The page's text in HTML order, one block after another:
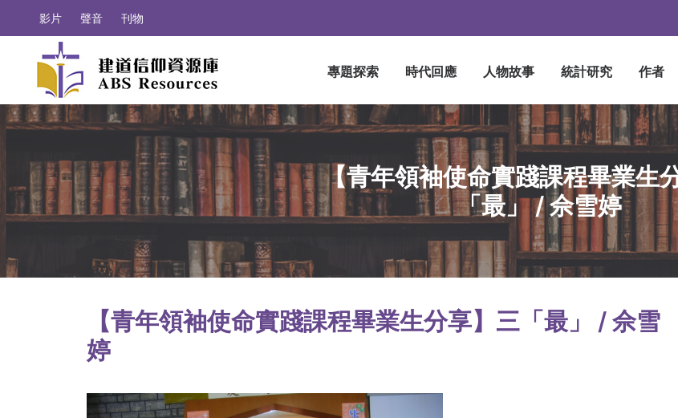
影片 聲音 刊物
專題探索 時代回應 人物故事 統計研究 作者
【青年領袖使命實踐課程畢業生
「最」 / 佘雪婷
【青年領袖使命實踐課程畢業生分享】三「最」 / 佘雪
婷